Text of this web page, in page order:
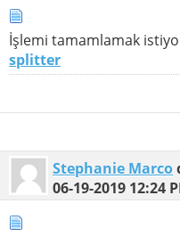
İşlemi tamamlamak
splitter
Stephanie Marco
06-19-2019 12:24